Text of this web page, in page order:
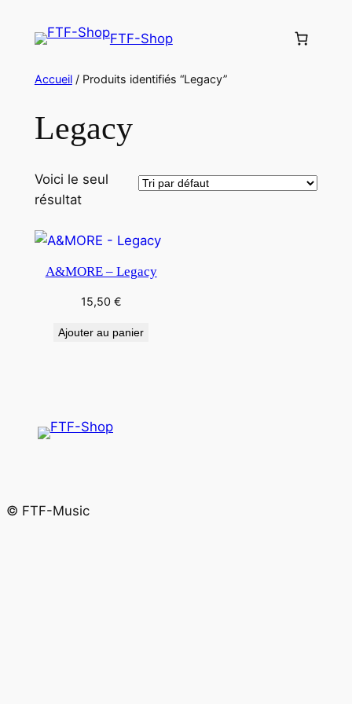
FTF-Shop
Accueil/ Produits identifiés “Legacy”
Legacy
Voici le seul
résultat
A&MORE – Legacy
15,50 €
Ajouter au panier
© FTF-Music